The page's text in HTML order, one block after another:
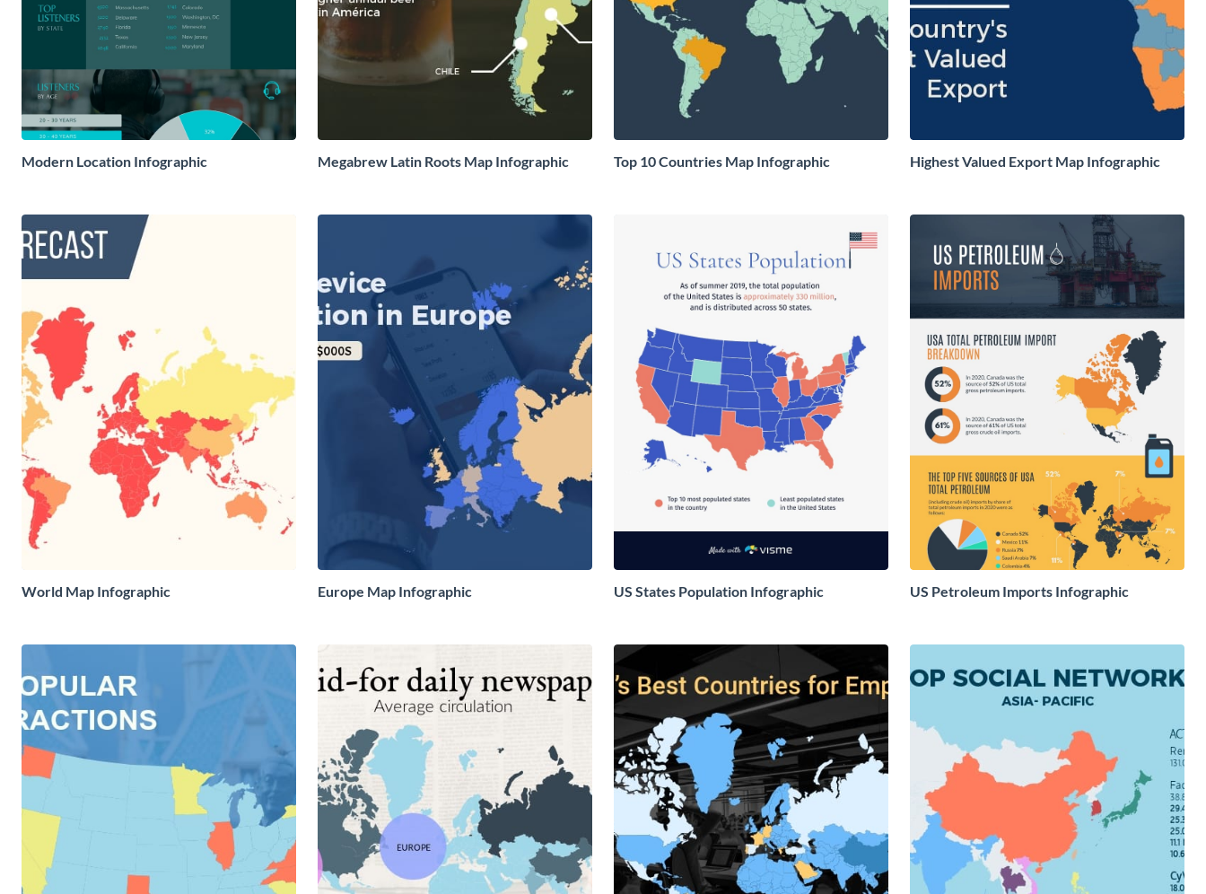
Modern Location Infographic Megabrew Latin Roots Map Infographic Top 10 Countries Map Infographic Highest Valued Export Map Infographic
World Map Infographic Europe Map Infographic US States Population Infographic US Petroleum Imports Infographic